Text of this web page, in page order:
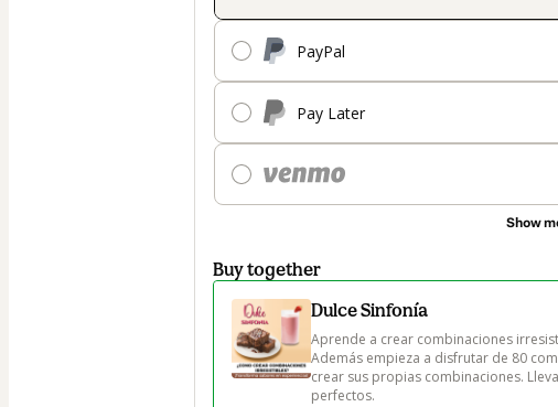
PayPal
Pay Later
Show
Buy together
Dulce Sinfonía
Aprende a crear combinaciones
Además empieza a disfrutar de 80
crear sus propias combinaciones.
perfectos.